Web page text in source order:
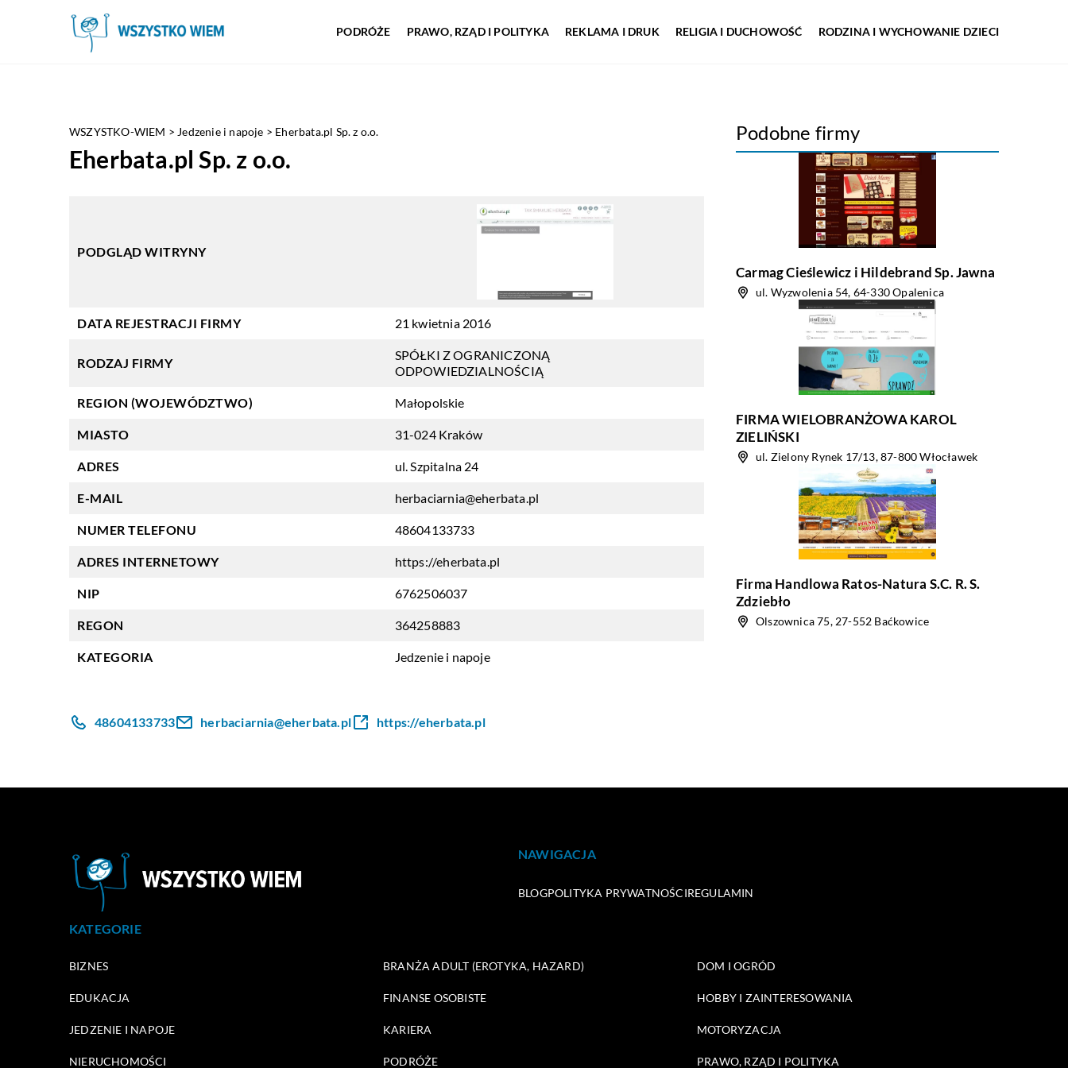
PODRÓŻE PRAWO, RZĄD I POLITYKA REKLAMA I DRUK RELIGIA I DUCHOWOŚĆ RODZINA I WYCHOWANIE DZIECI
WSZYSTKO-WIEM > Jedzenie i napoje > Eherbata.pl Sp. z o.o.
Eherbata.pl Sp. z o.o.
PODGLĄD WITRYNY
DATA REJESTRACJI FIRMY 21 kwietnia 2016
RODZAJ FIRMY
SPÓŁKI Z OGRANICZONĄ
ODPOWIEDZIALNOŚCIĄ
REGION (WOJEWÓDZTWO) Małopolskie
MIASTO 31-024 Kraków
ADRES ul. Szpitalna 24
E-MAIL herbaciarnia@eherbata.pl
NUMER TELEFONU 48604133733
ADRES INTERNETOWY https://eherbata.pl
NIP 6762506037
REGON 364258883
KATEGORIA Jedzenie i napoje
Podobne firmy
Carmag Cieślewicz i Hildebrand Sp. Jawna
ul. Wyzwolenia 54, 64-330 Opalenica
FIRMA WIELOBRANŻOWA KAROL
ZIELIŃSKI
ul. Zielony Rynek 17/13, 87-800 Włocławek
Firma Handlowa Ratos-Natura S.C. R. S.
Zdziebło
Olszownica 75, 27-552 Baćkowice
48604133733 herbaciarnia@eherbata.pl https://eherbata.pl
NAWIGACJA
BLOGPOLITYKA PRYWATNOŚCIREGULAMIN
KATEGORIE
BIZNES BRANŻA ADULT (EROTYKA, HAZARD) DOM I OGRÓD
EDUKACJA FINANSE OSOBISTE HOBBY I ZAINTERESOWANIA
JEDZENIE I NAPOJE KARIERA MOTORYZACJA
NIERUCHOMOŚCI PODRÓŻE PRAWO, RZĄD I POLITYKA